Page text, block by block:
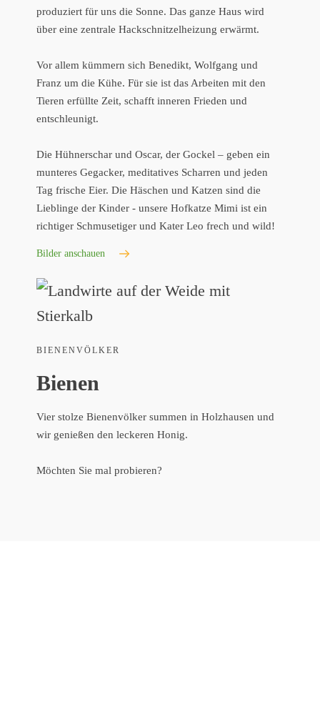
produziert für uns die Sonne. Das ganze Haus wird
über eine zentrale Hackschnitzelheizung erwärmt.
Vor allem kümmern sich Benedikt, Wolfgang und
Franz um die Kühe. Für sie ist das Arbeiten mit den
Tieren erfüllte Zeit, schafft inneren Frieden und
entschleunigt.
Die Hühnerschar und Oscar, der Gockel – geben ein
munteres Gegacker, meditatives Scharren und jeden
Tag frische Eier. Die Häschen und Katzen sind die
Lieblinge der Kinder - unsere Hofkatze Mimi ist ein
richtiger Schmusetiger und Kater Leo frech und wild!
Bilder anschauen
BIENENVÖLKER
Bienen
Vier stolze Bienenvölker summen in Holzhausen und
wir genießen den leckeren Honig.
Möchten Sie mal probieren?